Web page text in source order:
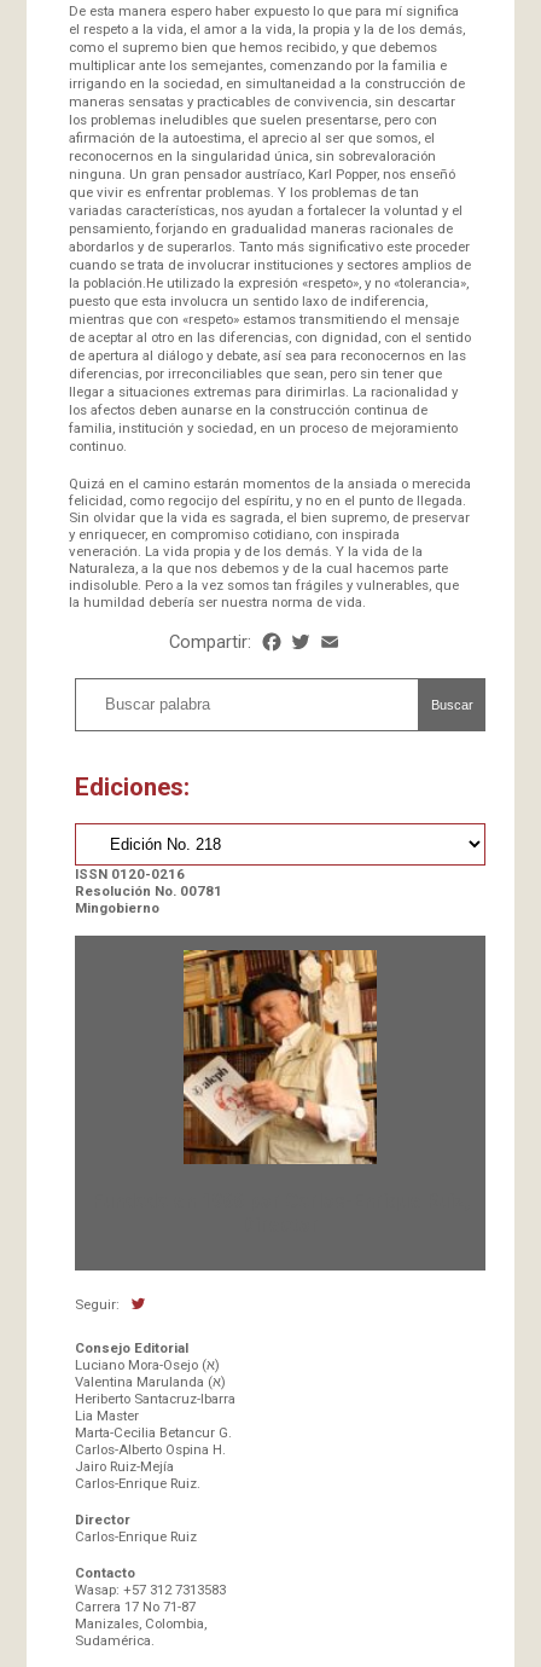
De esta manera espero haber expuesto lo que para mí significa
el respeto a la vida, el amor a la vida, la propia y la de los demás,
como el supremo bien que hemos recibido, y que debemos
multiplicar ante los semejantes, comenzando por la familia e
irrigando en la sociedad, en simultaneidad a la construcción de
maneras sensatas y practicables de convivencia, sin descartar
los problemas ineludibles que suelen presentarse, pero con
afirmación de la autoestima, el aprecio al ser que somos, el
reconocernos en la singularidad única, sin sobrevaloración
ninguna. Un gran pensador austríaco, Karl Popper, nos enseñó
que vivir es enfrentar problemas. Y los problemas de tan
variadas características, nos ayudan a fortalecer la voluntad y el
pensamiento, forjando en gradualidad maneras racionales de
abordarlos y de superarlos. Tanto más significativo este proceder
cuando se trata de involucrar instituciones y sectores amplios de
la población.He utilizado la expresión «respeto», y no «tolerancia»,
puesto que esta involucra un sentido laxo de indiferencia,
mientras que con «respeto» estamos transmitiendo el mensaje
de aceptar al otro en las diferencias, con dignidad, con el sentido
de apertura al diálogo y debate, así sea para reconocernos en las
diferencias, por irreconciliables que sean, pero sin tener que
llegar a situaciones extremas para dirimirlas. La racionalidad y
los afectos deben aunarse en la construcción continua de
familia, institución y sociedad, en un proceso de mejoramiento
continuo.
Quizá en el camino estarán momentos de la ansiada o merecida
felicidad, como regocijo del espíritu, y no en el punto de llegada.
Sin olvidar que la vida es sagrada, el bien supremo, de preservar
y enriquecer, en compromiso cotidiano, con inspirada
veneración. La vida propia y de los demás. Y la vida de la
Naturaleza, a la que nos debemos y de la cual hacemos parte
indisoluble. Pero a la vez somos tan frágiles y vulnerables, que
la humildad debería ser nuestra norma de vida.
Compartir: Facebook
Twitter
Buscar
Ediciones:
ISSN 0120-0216
Resolución No. 00781
Mingobierno
Seguir:
Consejo Editorial
Luciano Mora-Osejo (א)
Valentina Marulanda (א)
Heriberto Santacruz-Ibarra
Lia Master
Marta-Cecilia Betancur G.
Carlos-Alberto Ospina H.
Jairo Ruiz-Mejía
Carlos-Enrique Ruiz.
Director
Carlos-Enrique Ruiz
Contacto
Wasap: +57 312 7313583
Carrera 17 No 71-87
Manizales, Colombia,
Sudamérica.